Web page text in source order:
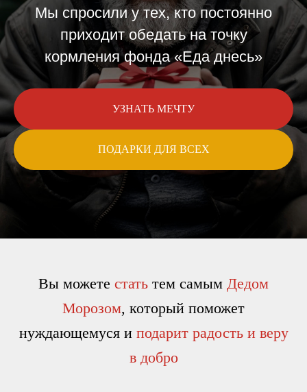
Мы спросили у тех, кто постоянно
приходит обедать на точку
кормления фонда«Еда днесь»
УЗНАТЬ МЕЧТУ
ПОДАРКИ ДЛЯ ВСЕХ
Вы можете стать тем самым Дедом
Морозом, который поможет
нуждающемуся и подарит радость и веру
в добро